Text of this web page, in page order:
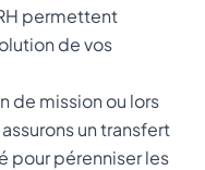
permettent
de vos
de mission ou lors
un transfert
pour pérenniser les